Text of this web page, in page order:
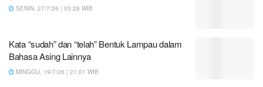
SENIN, 27/7/26 | 05:28 WIB
Kata “sudah” dan “telah” Bentuk Lampau dalam
Bahasa Asing Lainnya
MINGGU, 19/7/26 | 21:01 WIB